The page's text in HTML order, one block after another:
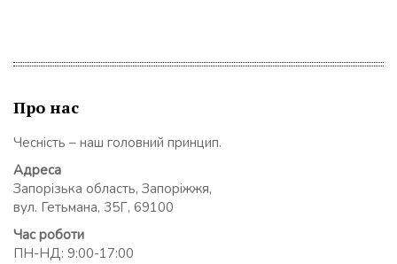
Про нас
Чесність – наш головний принцип.
Адреса
Запорізька область, Запоріжжя,
вул. Гетьмана, 35Г, 69100
Час роботи
ПН-НД: 9:00-17:00